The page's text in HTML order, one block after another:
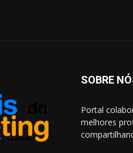
SOBRE
Portal
melhores